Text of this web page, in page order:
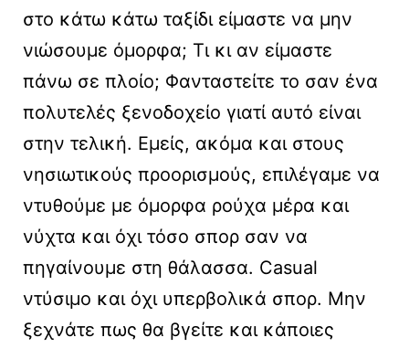
στο κάτω κάτω ταξίδι είμαστε να μην
νιώσουμε όμορφα; Τι κι αν είμαστε
πάνω σε πλοίο; Φανταστείτε το σαν ένα
πολυτελές ξενοδοχείο γιατί αυτό είναι
στην τελική. Εμείς, ακόμα και στους
νησιωτικούς προορισμούς, επιλέγαμε να
ντυθούμε με όμορφα ρούχα μέρα και
νύχτα και όχι τόσο σπορ σαν να
πηγαίνουμε στη θάλασσα. Casual
ντύσιμο και όχι υπερβολικά σπορ. Μην
ξεχνάτε πως θα βγείτε και κάποιες